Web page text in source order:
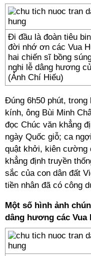
Đi đầu là đoàn tiêu
đời nhớ ơn các Vua
hai chiến sĩ bồng
nghi lễ dâng hương
(Ảnh Chí Hiếu)
Đúng 6h50 phút, trong
kính, ông Bùi Minh
đọc Chúc văn khẳng
ngày Quốc giỗ; ca
quật khởi, kiên cường
khẳng định truyền
sắc của con dân đất
tiền nhân đã có công
Một số hình ảnh
dâng hương các Vua